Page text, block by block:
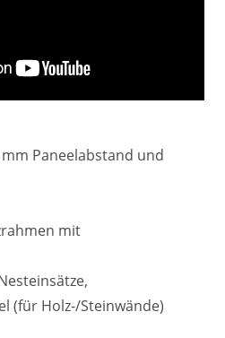
Paneelabstand und
mit
(für Holz-/Steinwände)